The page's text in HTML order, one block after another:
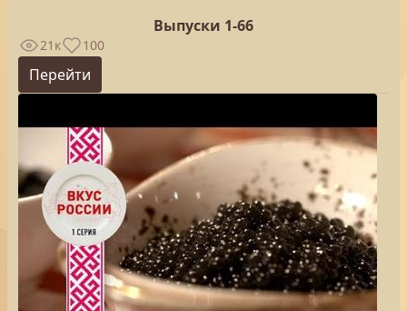
Выпуски 1-66
21к 100
Перейти